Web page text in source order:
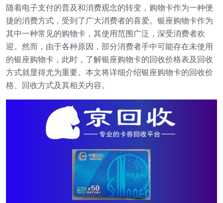
随着电子支付的普及和消费观念的转变，购物卡作为一种便
捷的消费方式，受到了广大消费者的喜爱。银座购物卡作为
其中一种常见的购物卡，其使用范围广泛，深受消费者欢
迎。然而，由于各种原因，部分消费者手中可能存在未使用
的银座购物卡，此时，了解银座购物卡的回收价格表及回收
方式就显得尤为重要。本文将详细介绍银座购物卡的回收价
格、回收方式及其相关内容。